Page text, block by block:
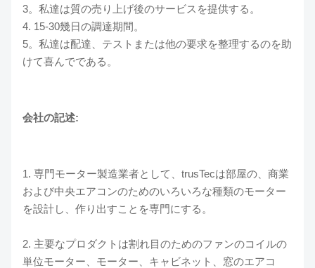
3。私達は質の売り上げ後のサービスを提供する。
4. 15-30幾日の調達期間。
5。私達は配達、テストまたは他の要求を整理するのを助
けて喜んでである。
会社の記述:
1. 専門モーター製造業者として、trusTecは部屋の、商業
および中央エアコンのためのいろいろな種類のモーター
を設計し、作り出すことを専門にする。
2. 主要なプロダクトは割れ目のためのファンのコイルの
単位モーター、モーター、キャビネット、窓のエアコ